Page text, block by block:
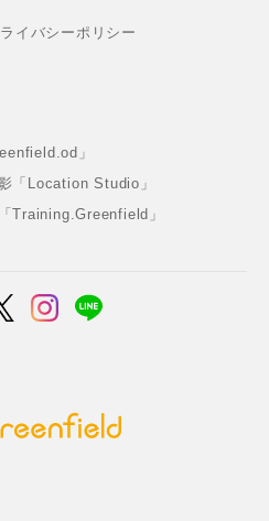
イバシーポリシー
」
「Location Studio」
Training.Greenfield」